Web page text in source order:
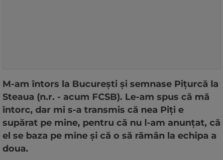
M-am întors la București și semnase Pițurcă la
Steaua (n.r. - acum FCSB). Le-am spus că mă
întorc, dar mi s-a transmis că nea Piți e
supărat pe mine, pentru că nu l-am anunțat, că
el se baza pe mine și că o să rămân la echipa a
doua.